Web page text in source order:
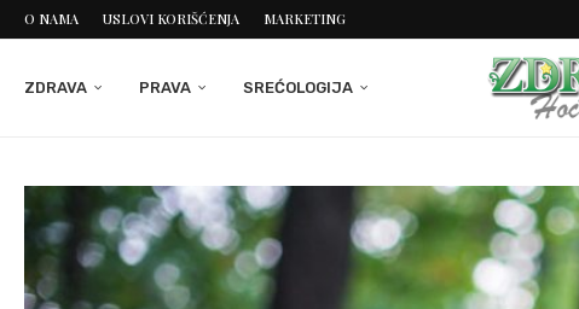
O NAMA USLOVI KORIŠĆENJA MARKETING
ZDRAVA PRAVA SREĆOLOGIJA